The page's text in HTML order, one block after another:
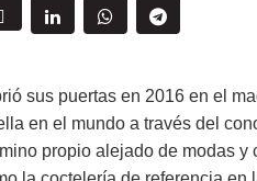
sus puertas en 2016 en el
en el mundo a través del
propio alejado de modas y